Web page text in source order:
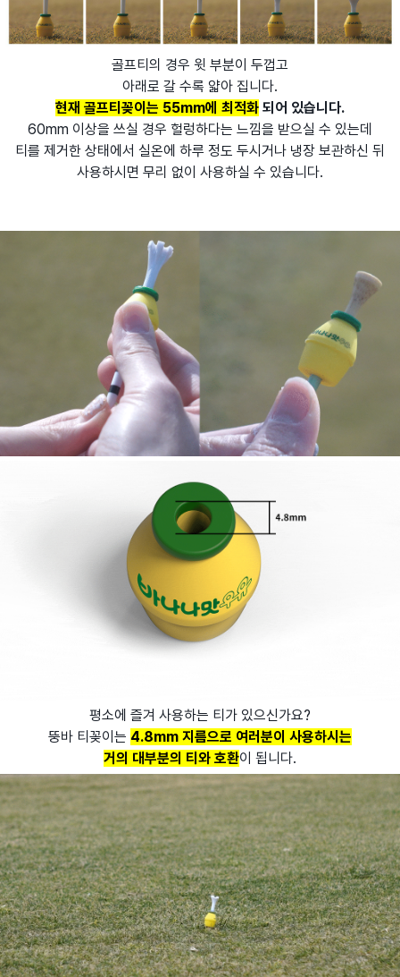
골프티의 경우 윗 부분이 두껍고
아래로 갈 수록 얇아 집니다.
현재 골프티꽂이는 55mm에 최적화 되어 있습니다.
60mm 이상을 쓰실 경우 헐렁하다는 느낌을 받으실 수 있는데
티를 제거한 상태에서 실온에 하루 정도 두시거나 냉장 보관하신 뒤
사용하시면 무리 없이 사용하실 수 있습니다.
평소에 즐겨 사용하는 티가 있으신가요?
뚱바 티꽂이는 4.8mm 지름으로 여러분이 사용하시는
거의 대부분의 티와 호환이 됩니다.